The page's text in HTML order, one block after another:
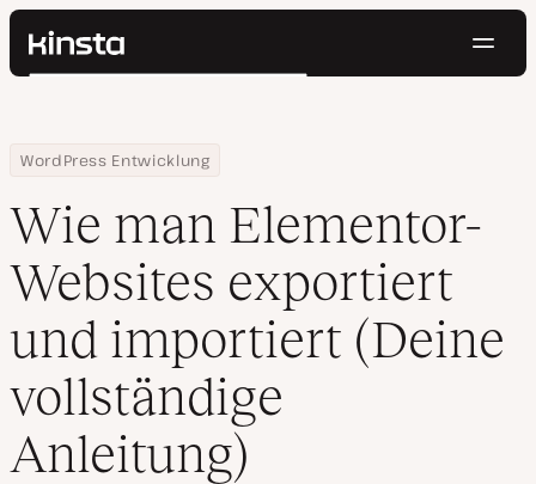
Kinsta®
Preise
Kontakt
Suchen
Home
Ressourcen Center
WordPress Entwicklung
Wie man Elementor-Websites exportiert und importiert (Deine
Wie man Elementor-
Websites exportiert
und importiert (Deine
vollständige
Anleitung)